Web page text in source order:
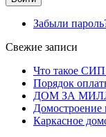
Забыли
Свежие записи
Что такое СИП
Порядок
ДОМ ЗА
Домостроение
Каркасное